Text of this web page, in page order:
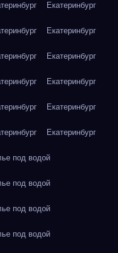
Екатеринбург
Екатеринбург
Екатеринбург
Екатеринбург
Екатеринбург
Екатеринбург
под водой
под водой
под водой
под водой